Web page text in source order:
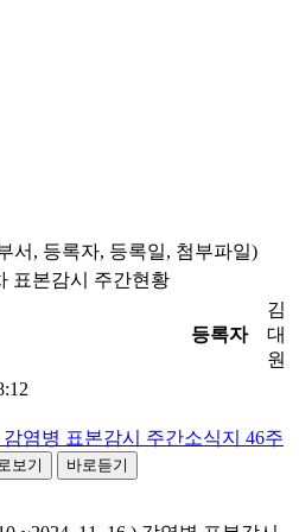
서, 등록자, 등록일, 첨부파일)
표본감시 주간현황
등록자
김
대
원
감염병 표본감시 주간소식지 46주
보기 바로듣기